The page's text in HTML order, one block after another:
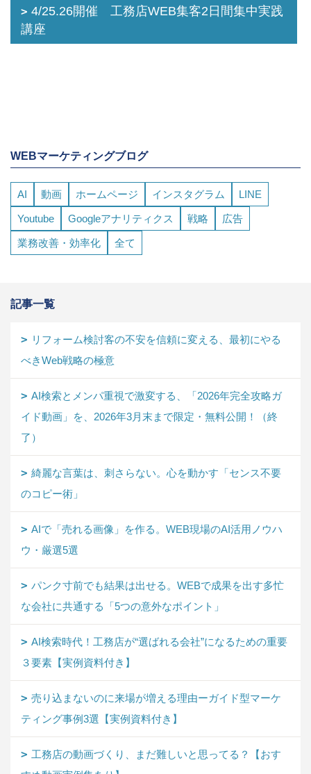
4/25.26開催 工務店WEB集客2日間集中実践
講座
WEBマーケティングブログ
AI 動画 ホームページ インスタグラム LINE
Youtube Googleアナリティクス 戦略 広告
業務改善・効率化 全て
記事一覧
リフォーム検討客の不安を信頼に変える、最初にやる
べきWeb戦略の極意
AI検索とメンパ重視で激変する、「2026年完全攻略ガ
イド動画」を、2026年3月末まで限定・無料公開！（終
了）
綺麗な言葉は、刺さらない。心を動かす「センス不要
のコピー術」
AIで「売れる画像」を作る。WEB現場のAI活用ノウハ
ウ・厳選5選
パンク寸前でも結果は出せる。WEBで成果を出す多忙
な会社に共通する「5つの意外なポイント」
AI検索時代！工務店が“選ばれる会社”になるための重要
３要素【実例資料付き】
売り込まないのに来場が増える理由ーガイド型マーケ
ティング事例3選【実例資料付き】
工務店の動画づくり、まだ難しいと思ってる？【おす